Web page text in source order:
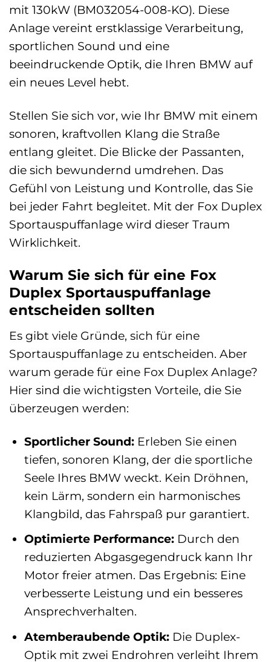
mit 130kW (BM032054-008-KO). Diese
Anlage vereint erstklassige Verarbeitung,
sportlichen Sound und eine
beeindruckende Optik, die Ihren BMW auf
ein neues Level hebt.
Stellen Sie sich vor, wie Ihr BMW mit einem
sonoren, kraftvollen Klang die Straße
entlang gleitet. Die Blicke der Passanten,
die sich bewundernd umdrehen. Das
Gefühl von Leistung und Kontrolle, das Sie
bei jeder Fahrt begleitet. Mit der Fox Duplex
Sportauspuffanlage wird dieser Traum
Wirklichkeit.
Warum Sie sich für eine Fox
Duplex Sportauspuffanlage
entscheiden sollten
Es gibt viele Gründe, sich für eine
Sportauspuffanlage zu entscheiden. Aber
warum gerade für eine Fox Duplex Anlage?
Hier sind die wichtigsten Vorteile, die Sie
überzeugen werden:
Sportlicher Sound:Erleben Sie einen
tiefen, sonoren Klang, der die sportliche
Seele Ihres BMW weckt. Kein Dröhnen,
kein Lärm, sondern ein harmonisches
Klangbild, das Fahrspaß pur garantiert.
Optimierte Performance:Durch den
reduzierten Abgasgegendruck kann Ihr
Motor freier atmen. Das Ergebnis: Eine
verbesserte Leistung und ein besseres
Ansprechverhalten.
Atemberaubende Optik:Die Duplex-
Optik mit zwei Endrohren verleiht Ihrem